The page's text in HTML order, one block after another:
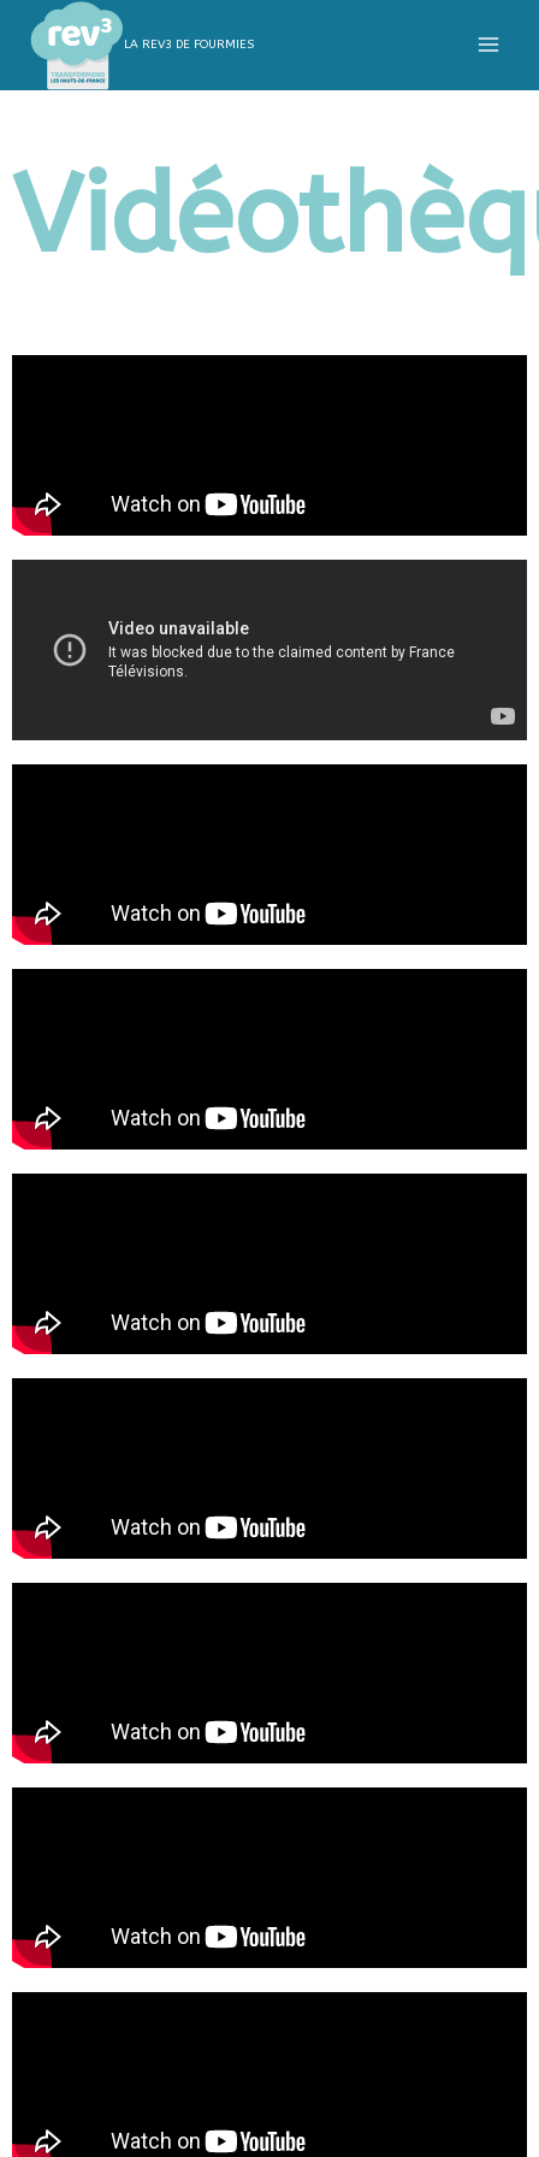
LA REV3 DE FOURMIES